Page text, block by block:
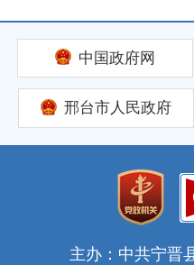
中国政府网
邢台市人民政府
主办：中共宁晋